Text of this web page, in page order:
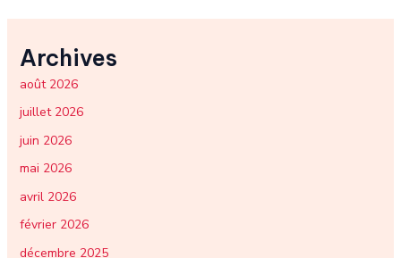
Archives
août 2026
juillet 2026
juin 2026
mai 2026
avril 2026
février 2026
décembre 2025